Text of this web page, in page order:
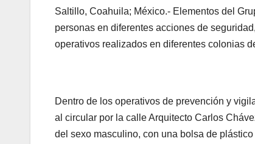
Saltillo, Coahuila; México.- Elementos del
personas en diferentes acciones de
operativos realizados en diferentes colonias
Dentro de los operativos de prevención y
al circular por la calle Arquitecto Carlos
del sexo masculino, con una bolsa de